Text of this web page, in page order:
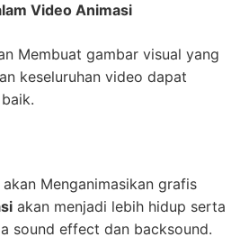
Video Animasi
Membuat gambar visual yang
keseluruhan video dapat
Menganimasikan grafis
akan menjadi lebih hidup serta
sound effect dan backsound.